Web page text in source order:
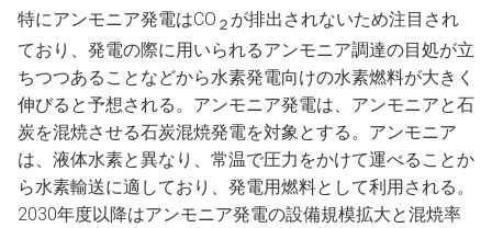
特にアンモニア発電はCO ２ が排出されないため注目され
ており、発電の際に用いられるアンモニア調達の目処が立
ちつつあることなどから水素発電向けの水素燃料が大きく
伸びると予想される。アンモニア発電は、アンモニアと石
炭を混焼させる石炭混焼発電を対象とする。アンモニア
は、液体水素と異なり、常温で圧力をかけて運べることか
ら水素輸送に適しており、発電用燃料として利用される。
2030年度以降はアンモニア発電の設備規模拡大と混焼率